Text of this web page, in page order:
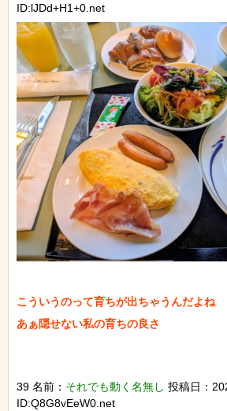
ID:lJDd+H1+0.net
こういうのって育ちが出ちゃうんだよね
あぁ隠せない私の育ちの良さ
39 名前： それでも動く名無し 投稿日：
ID:Q8G8vEeW0.net